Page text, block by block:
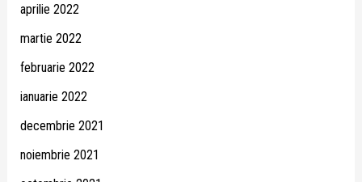
aprilie 2022
martie 2022
februarie 2022
ianuarie 2022
decembrie 2021
noiembrie 2021